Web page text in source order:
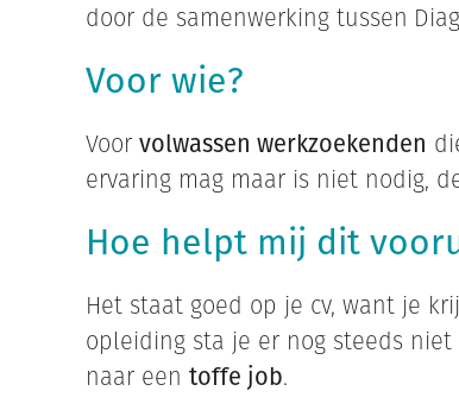
door de samenwerking tussen
Voor wie?
Voor volwassen werkzoekenden
ervaring mag maar is niet nodig,
Hoe helpt mij dit
Het staat goed op je cv, want je
opleiding sta je er nog steeds
naar een toffe job.